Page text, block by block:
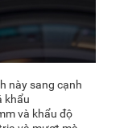
này sang cạnh
khẩu
và khẩu độ